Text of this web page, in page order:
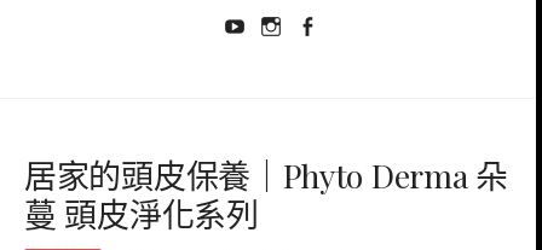
YoutubeInstagram
居家的頭皮保養｜Phyto Derma 朵
蔓 頭皮淨化系列